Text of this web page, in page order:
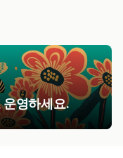
운영하세요.